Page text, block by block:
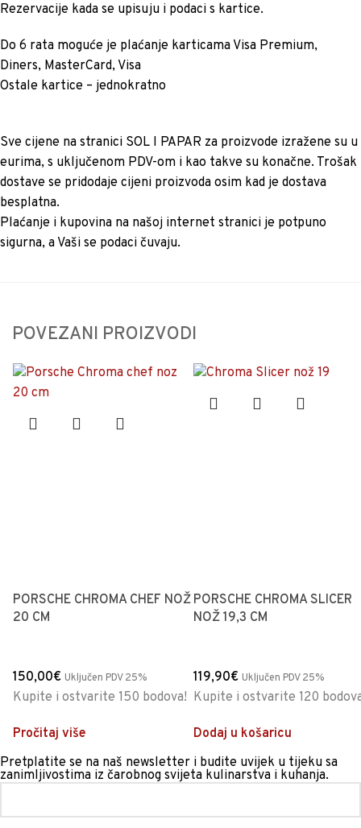
Rezervacije kada se upisuju i podaci s kartice.
Do 6 rata moguće je plaćanje karticama Visa Premium,
Diners, MasterCard, Visa
Ostale kartice – jednokratno
Sve cijene na stranici SOL I PAPAR za proizvode izražene su u
eurima, s uključenom PDV-om i kao takve su konačne. Trošak
dostave se pridodaje cijeni proizvoda osim kad je dostava
besplatna.
Plaćanje i kupovina na našoj internet stranici je potpuno
sigurna, a Vaši se podaci čuvaju.
POVEZANI PROIZVODI
PORSCHE CHROMA CHEF NOŽ
20 CM
150,00€ Uključen PDV 25%
Kupite i ostvarite 150 bodova!
Pročitaj više
PORSCHE CHROMA SLICER
NOŽ 19,3 CM
119,90€ Uključen PDV 25%
Kupite i ostvarite 120
Dodaj u košaricu
Pretplatite se na naš newsletter i budite uvijek u tijeku sa
zanimljivostima iz čarobnog svijeta kulinarstva i kuhanja.